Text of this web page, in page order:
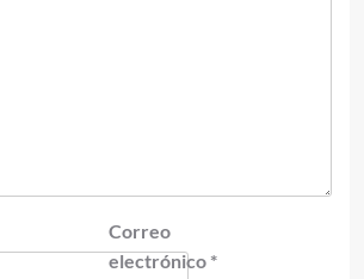
Correo
electrónico *